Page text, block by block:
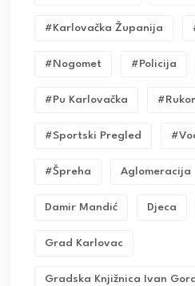
#karlovačka Županija
#nogomet #policija
#pu Karlovačka
#sportski Pregled
#Špreha Aglomeracija
Damir Mandić Djeca
Grad Karlovac
Gradska Knjižnica Ivan